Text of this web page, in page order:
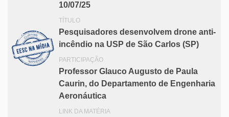
10/07/25
TÍTULO
Pesquisadores desenvolvem drone anti-
incêndio na USP de São Carlos (SP)
PARTICIPAÇÃO
Professor Glauco Augusto de Paula
Caurin, do Departamento de Engenharia
Aeronáutica
LINK DA MATÉRIA